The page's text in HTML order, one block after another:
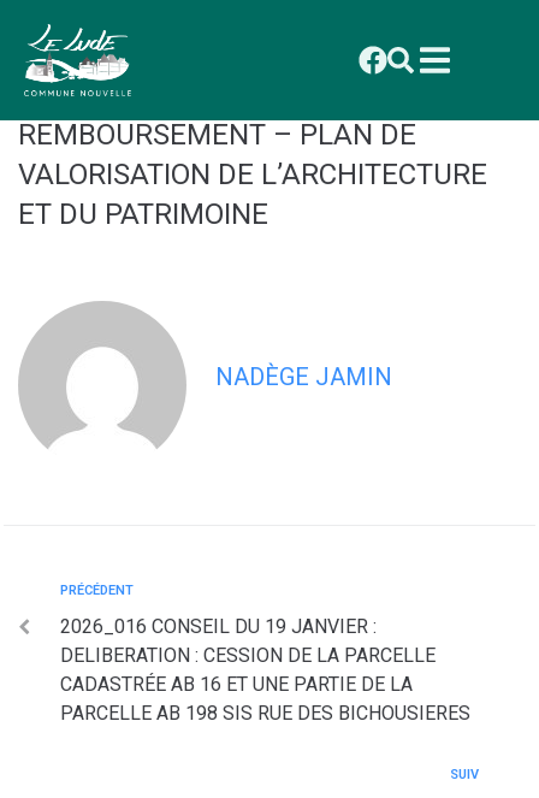
principal
2026_ 017 CONSEIL DU 19 JANVIER :
DELIBERATION : CONVENTION DE
REMBOURSEMENT – PLAN DE
VALORISATION DE L’ARCHITECTURE
ET DU PATRIMOINE
NADÈGE JAMIN
PRÉCÉDENT
2026_016 CONSEIL DU 19 JANVIER :
DELIBERATION : CESSION DE LA PARCELLE
CADASTRÉE AB 16 ET UNE PARTIE DE LA
PARCELLE AB 198 SIS RUE DES BICHOUSIERES
SUIV